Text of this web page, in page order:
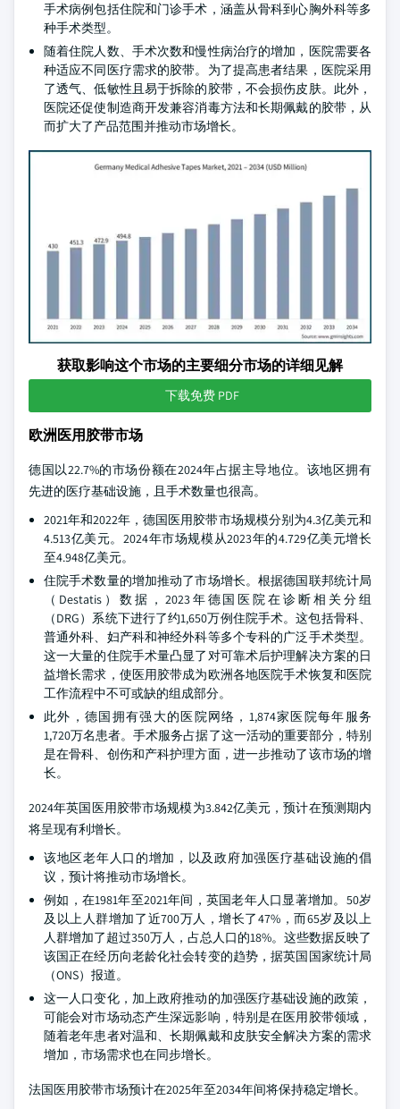
手术病例包括住院和门诊手术，涵盖从骨科到心胸外科等多
种手术类型。
随着住院人数、手术次数和慢性病治疗的增加，医院需要各
种适应不同医疗需求的胶带。为了提高患者结果，医院采用
了透气、低敏性且易于拆除的胶带，不会损伤皮肤。此外，
医院还促使制造商开发兼容消毒方法和长期佩戴的胶带，从
而扩大了产品范围并推动市场增长。
获取影响这个市场的主要细分市场的详细见解
下载免费 PDF
欧洲医用胶带市场
德国以22.7%的市场份额在2024年占据主导地位。该地区拥有
先进的医疗基础设施，且手术数量也很高。
2021年和2022年，德国医用胶带市场规模分别为4.3亿美元和
4.513亿美元。2024年市场规模从2023年的4.729亿美元增长
至4.948亿美元。
住院手术数量的增加推动了市场增长。根据德国联邦统计局
（Destatis）数据，2023年德国医院在诊断相关分组
（DRG）系统下进行了约1,650万例住院手术。这包括骨科、
普通外科、妇产科和神经外科等多个专科的广泛手术类型。
这一大量的住院手术量凸显了对可靠术后护理解决方案的日
益增长需求，使医用胶带成为欧洲各地医院手术恢复和医院
工作流程中不可或缺的组成部分。
此外，德国拥有强大的医院网络，1,874家医院每年服务
1,720万名患者。手术服务占据了这一活动的重要部分，特别
是在骨科、创伤和产科护理方面，进一步推动了该市场的增
长。
2024年英国医用胶带市场规模为3.842亿美元，预计在预测期内
将呈现有利增长。
该地区老年人口的增加，以及政府加强医疗基础设施的倡
议，预计将推动市场增长。
例如，在1981年至2021年间，英国老年人口显著增加。50岁
及以上人群增加了近700万人，增长了47%，而65岁及以上
人群增加了超过350万人，占总人口的18%。这些数据反映了
该国正在经历向老龄化社会转变的趋势，据英国国家统计局
（ONS）报道。
这一人口变化，加上政府推动的加强医疗基础设施的政策，
可能会对市场动态产生深远影响，特别是在医用胶带领域，
随着老年患者对温和、长期佩戴和皮肤安全解决方案的需求
增加，市场需求也在同步增长。
法国医用胶带市场预计在2025年至2034年间将保持稳定增长。